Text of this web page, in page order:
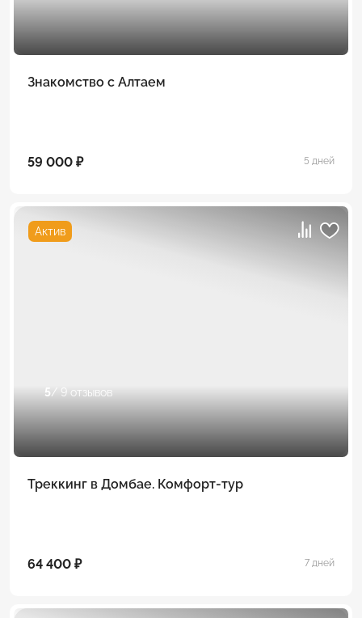
Знакомство с Алтаем
59 000 ₽ 5 дней
Актив
5/ 9 отзывов
Треккинг в Домбае. Комфорт-тур
64 400 ₽ 7 дней